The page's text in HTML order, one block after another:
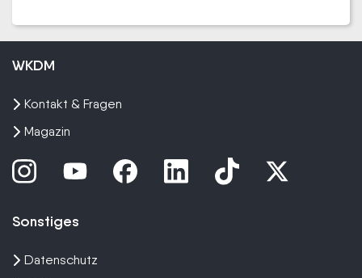
WKDM
Kontakt & Fragen
Magazin
Sonstiges
Datenschutz